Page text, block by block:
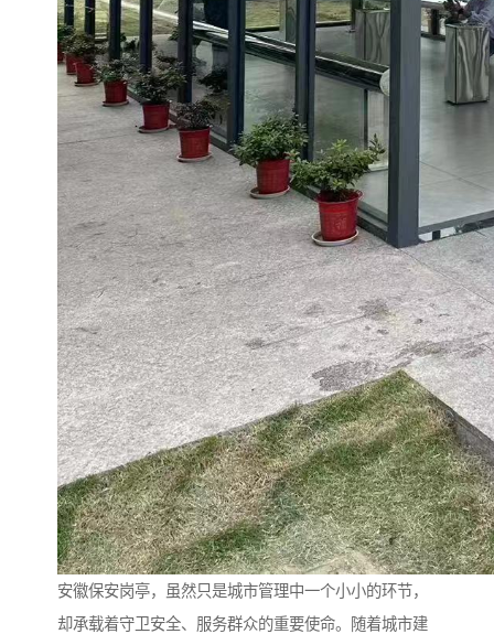
安徽保安岗亭，虽然只是城市管理中一个小小的环节，
却承载着守卫安全、服务群众的重要使命。随着城市建